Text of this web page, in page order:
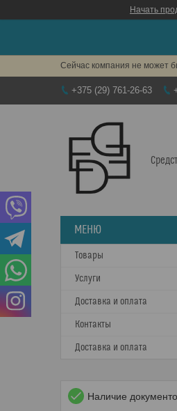
Начать
Сейчас компания не может
+375 (29) 761-26-63
Товары
Услуги
Доставка и оплата
Контакты
Доставка и оплата
Наличие